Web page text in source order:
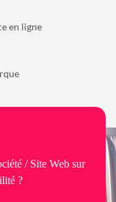
en ligne
/ Site Web sur
?